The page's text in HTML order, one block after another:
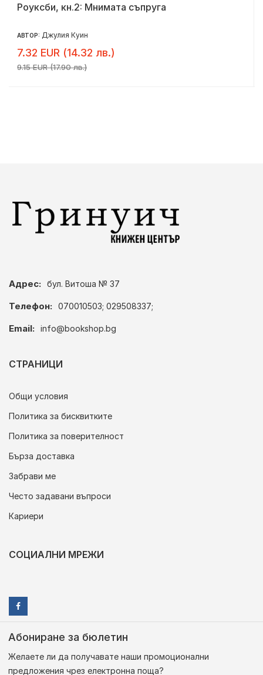
Роуксби, кн.2: Мнимата съпруга
АВТОР: Джулия Куин
7.32 EUR (14.32 лв.)
9.15 EUR (17.90 лв.)
Адрес: бул. Витоша № 37
Телефон: 070010503; 029508337;
Email: info@bookshop.bg
СТРАНИЦИ
Общи условия
Политика за бисквитките
Политика за поверителност
Бърза доставка
Забрави ме
Често задавани въпроси
Кариери
СОЦИАЛНИ МРЕЖИ
Абониране за бюлетин
Желаете ли да получавате наши промоционални
предложения чрез електронна поща?